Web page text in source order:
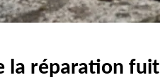
la réparation